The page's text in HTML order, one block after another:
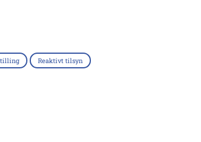
Reaktivt tilsyn